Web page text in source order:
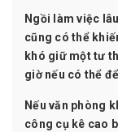
Ngồi làm việc
cũng có thể
khó giữ một tư
giờ nếu có thể
Nếu văn phòng
công cụ kê cao